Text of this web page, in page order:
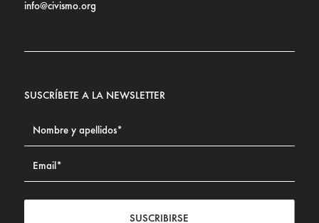
info@civismo.org
SUSCRÍBETE A LA NEWSLETTER
SUSCRIBIRSE